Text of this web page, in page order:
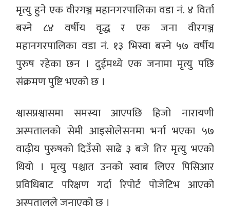
मृत्यु हुने एक वीरगञ्ज महानगरपालिका वडा नं. ४ विर्ता
बस्ने ८४ वर्षीय वृद्ध र एक जना वीरगञ्ज
महानगरपालिका वडा नं. १३ भिस्वा बस्ने ५७ वर्षीय
पुरुष रहेका छन । दुईमध्ये एक जनामा मृत्यु पछि
संक्रमण पुष्टि भएको छ ।
श्वासप्रश्वासमा समस्या आएपछि हिजो नारायणी
अस्पतालको सेमी आइसोलेसनमा भर्ना भएका ५७
वाढ़ीय पुरुषको दिउँसो साढे ३ बजे तिर मृत्यु भएको
थियो । मृत्यु पश्चात उनको स्वाब लिएर पिसिआर
प्रविधिबाट परिक्षण गर्दा रिपोर्ट पोजेटिभ आएको
अस्पतालले जनाएको छ ।